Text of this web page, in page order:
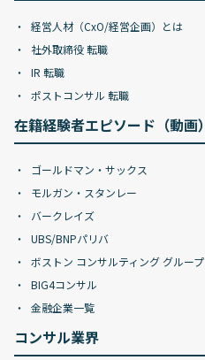
経営人材（CxO/経営企画）とは
社外取締役 転職
IR 転職
ポストコンサル 転職
在籍経験者エピソード（動画）
ゴールドマン・サックス
モルガン・スタンレー
バークレイズ
UBS/BNPパリバ
ボストン コンサルティング グループ
BIG4コンサル
金融企業一覧
コンサル業界